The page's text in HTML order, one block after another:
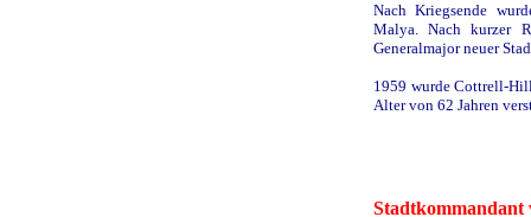
Nach Kriegsende
Malya. Nach kurzer
Generalmajor neuer
1959 wurde Cottrell-
Alter von 62 Jahren
Stadtkommandant